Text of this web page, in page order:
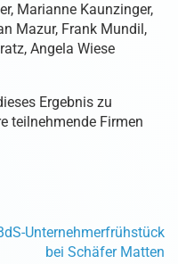
Marianne Kaunzinger,
Mazur, Frank Mundil,
Angela Wiese
Ergebnis zu
teilnehmende Firmen
Unternehmerfrühstück
bei Schäfer Matten